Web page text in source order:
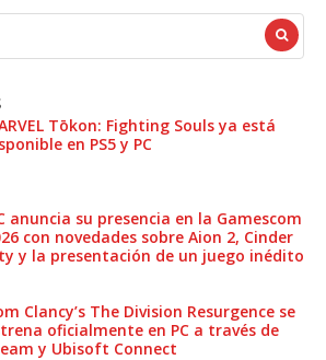
Tōkon: Fighting Souls ya está
en PS5 y PC
anuncia su presencia en la Gamescom
con novedades sobre Aion 2, Cinder
y la presentación de un juego inédito
Clancy’s The Division Resurgence se
oficialmente en PC a través de
y Ubisoft Connect